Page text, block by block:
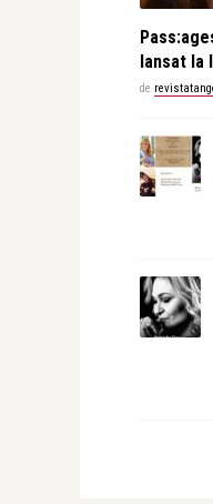
lansat la
de